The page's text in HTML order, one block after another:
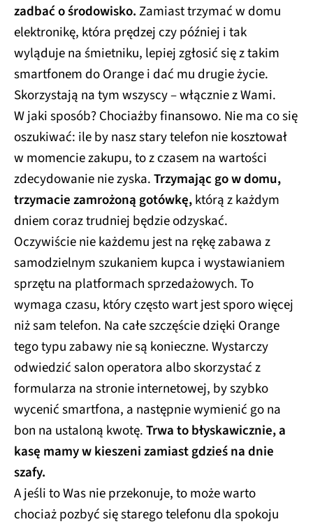
zadbać o środowisko.Zamiast trzymać w domu
elektronikę, która prędzej czy później i tak
wyląduje na śmietniku, lepiej zgłosić się z takim
smartfonem do Orange i dać mu drugie życie.
Skorzystają na tym wszyscy – włącznie z Wami.
W jaki sposób? Chociażby finansowo. Nie ma co się
oszukiwać: ile by nasz stary telefon nie kosztował
w momencie zakupu, to z czasem na wartości
zdecydowanie nie zyska.Trzymając go w domu,
trzymacie zamrożoną gotówkę,którą z każdym
dniem coraz trudniej będzie odzyskać.
Oczywiście nie każdemu jest na rękę zabawa z
samodzielnym szukaniem kupca i wystawianiem
sprzętu na platformach sprzedażowych. To
wymaga czasu, który często wart jest sporo więcej
niż sam telefon. Na całe szczęście dzięki Orange
tego typu zabawy nie są konieczne. Wystarczy
odwiedzić salon operatora albo skorzystać z
formularza na stronie internetowej, by szybko
wycenić smartfona, a następnie wymienić go na
bon na ustaloną kwotę.Trwa to błyskawicznie, a
kasę mamy w kieszeni zamiast gdzieś na dnie
szafy.
A jeśli to Was nie przekonuje, to może warto
chociaż pozbyć się starego telefonu dla spokoju